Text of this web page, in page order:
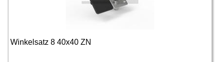
Winkelsatz 8 40x40 ZN